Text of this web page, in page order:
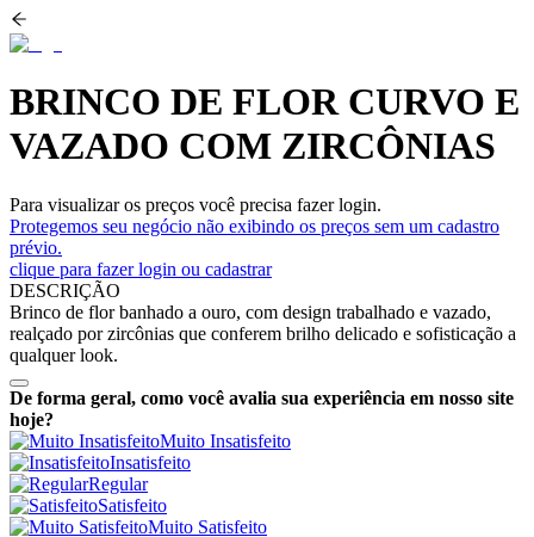
BRINCO DE FLOR CURVO E
VAZADO COM ZIRCÔNIAS
Para visualizar os preços você precisa fazer login.
Protegemos seu negócio não exibindo os preços sem um cadastro
prévio.
clique para fazer login ou cadastrar
DESCRIÇÃO
Brinco de flor banhado a ouro, com design trabalhado e vazado,
realçado por zircônias que conferem brilho delicado e sofisticação a
qualquer look.
De forma geral, como você avalia sua experiência em nosso site
hoje?
Muito Insatisfeito
Insatisfeito
Regular
Satisfeito
Muito Satisfeito